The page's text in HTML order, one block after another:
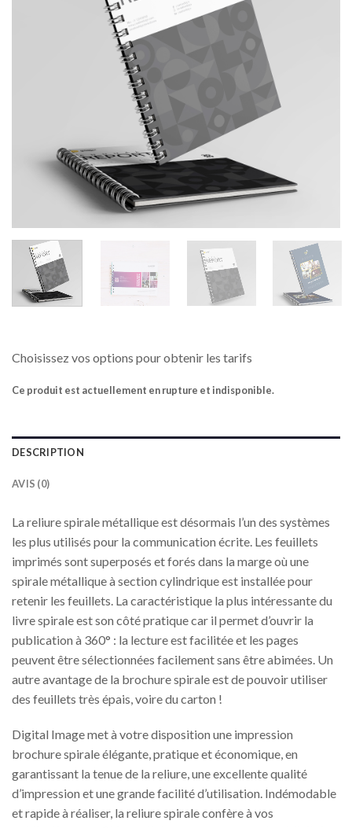
Choisissez vos options pour obtenir les tarifs
Ce produit est actuellement en rupture et indisponible.
DESCRIPTION
AVIS (0)
La reliure spirale métallique est désormais l’un des systèmes
les plus utilisés pour la communication écrite. Les feuillets
imprimés sont superposés et forés dans la marge où une
spirale métallique à section cylindrique est installée pour
retenir les feuillets. La caractéristique la plus intéressante du
livre spirale est son côté pratique car il permet d’ouvrir la
publication à 360° : la lecture est facilitée et les pages
peuvent être sélectionnées facilement sans être abimées. Un
autre avantage de la brochure spirale est de pouvoir utiliser
des feuillets très épais, voire du carton !
Digital Image met à votre disposition une impression
brochure spirale élégante, pratique et économique, en
garantissant la tenue de la reliure, une excellente qualité
d’impression et une grande facilité d’utilisation. Indémodable
et rapide à réaliser, la reliure spirale confère à vos